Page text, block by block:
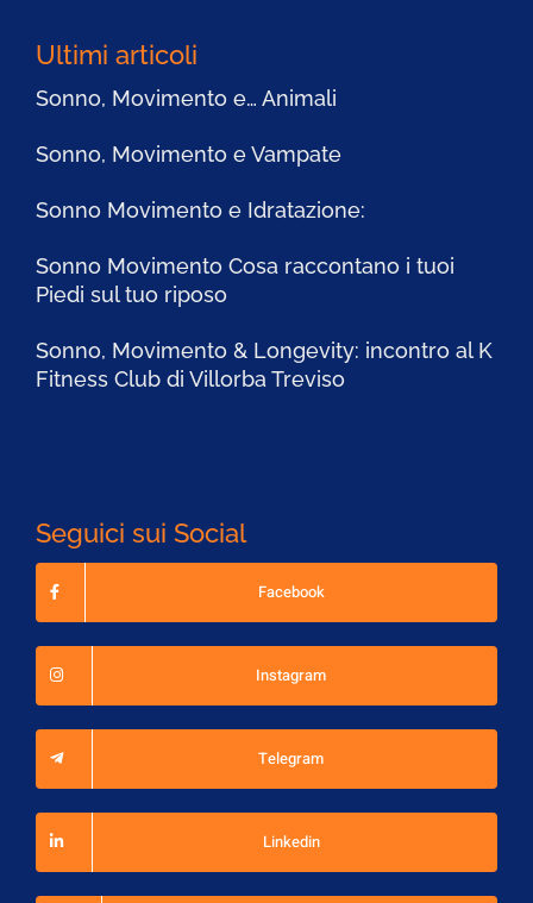
Ultimi articoli
Sonno, Movimento e… Animali
Sonno, Movimento e Vampate
Sonno Movimento e Idratazione:
Sonno Movimento Cosa raccontano i tuoi
Piedi sul tuo riposo
Sonno, Movimento & Longevity: incontro al K
Fitness Club di Villorba Treviso
Seguici sui Social
Facebook
Instagram
Telegram
Linkedin